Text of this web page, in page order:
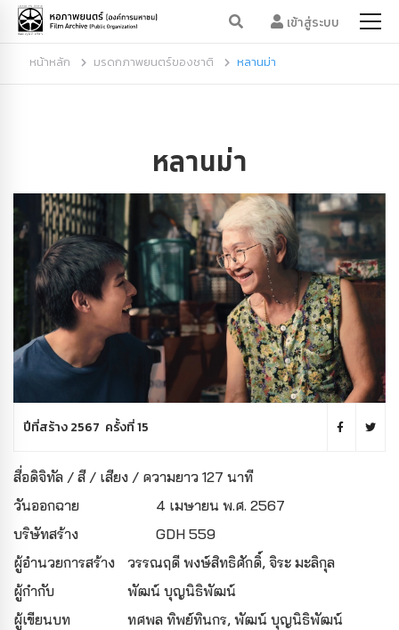
เข้าสู่ระบบ
หน้าหลัก มรดกภาพยนตร์ของชาติ หลานม่า
หลานม่า
ปีที่สร้าง 2567 ครั้งที่ 15
สื่อดิจิทัล / สี / เสียง / ความยาว 127 นาที
วันออกฉาย
4 เมษายน พ.ศ. 2567
บริษัทสร้าง
GDH 559
ผู้อํานวยการสร้าง วรรณฤดี พงษ์สิทธิศักดิ์, จิระ มะลิกุล
ผู้กํากับ
พัฒน์ บุญนิธิพัฒน์
ผู้เขียนบท
ทศพล ทิพย์ทินกร, พัฒน์ บุญนิธิพัฒน์